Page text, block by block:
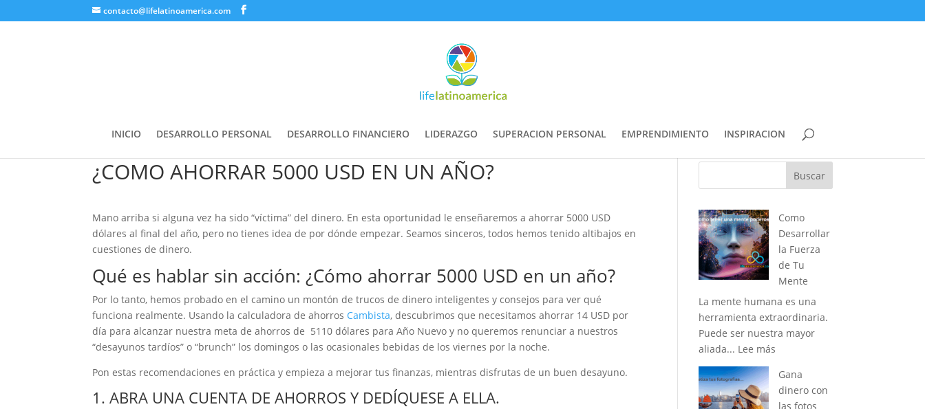
contacto@lifelatinoamerica.com
INICIO DESARROLLO PERSONAL DESARROLLO FINANCIERO LIDERAZGO SUPERACION PERSONAL EMPRENDIMIENTO INSPIRACION
¿COMO AHORRAR 5000 USD EN UN AÑO?
Mano arriba si alguna vez ha sido “víctima” del dinero. En esta oportunidad le enseñaremos a ahorrar 5000 USD
dólares al final del año, pero no tienes idea de por dónde empezar. Seamos sinceros, todos hemos tenido altibajos en
cuestiones de dinero.
Qué es hablar sin acción: ¿Cómo ahorrar 5000 USD en un año?
Por lo tanto, hemos probado en el camino un montón de trucos de dinero inteligentes y consejos para ver qué
funciona realmente. Usando la calculadora de ahorros Cambista, descubrimos que necesitamos ahorrar 14 USD por
día para alcanzar nuestra meta de ahorros de 5110 dólares para Año Nuevo y no queremos renunciar a nuestros
“desayunos tardíos” o “brunch” los domingos o las ocasionales bebidas de los viernes por la noche.
Pon estas recomendaciones en práctica y empieza a mejorar tus finanzas, mientras disfrutas de un buen desayuno.
1. ABRA UNA CUENTA DE AHORROS Y DEDÍQUESE A ELLA.
Buscar
Como
Desarrollar
la Fuerza
de Tu
Mente
La mente humana es una
herramienta extraordinaria.
Puede ser nuestra mayor
aliada... Lee más
Desarrollar
la
Gana
dinero con
las fotos